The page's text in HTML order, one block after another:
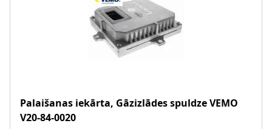
Palaišanas iekārta, Gāzizlādes spuldzeVEMO
V20-84-0020